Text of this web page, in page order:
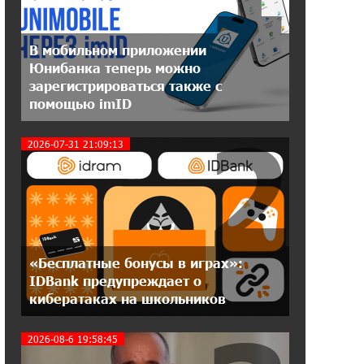
12:55:34 16-07-2026
При поддержке Ucom в Шенаване
установлена солнечная станция
мощностью 10 кВт
Юнибанк разыграет поездку в
Италию среди новых держателей
карт Mastercard World «Travel»
16:43:19 14-07-2026
Москва–Баку: есть разногласия, но
связи сохраняются. А мы что
делаем?
День благодарности клиентам в
Ванадзоре: IDBank
В мобильном приложении
Юнибанка теперь можно
зарегистрироваться также с
помощью imID
2026-07-31 21:09:13
«Бесплатные бонусы в играх»:
IDBank предупреждает о
кибератаках на школьников
2
2026-08-6 19:58:45